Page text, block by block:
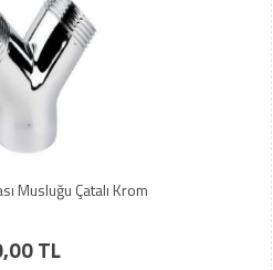
Musluğu Çatalı Krom
TL